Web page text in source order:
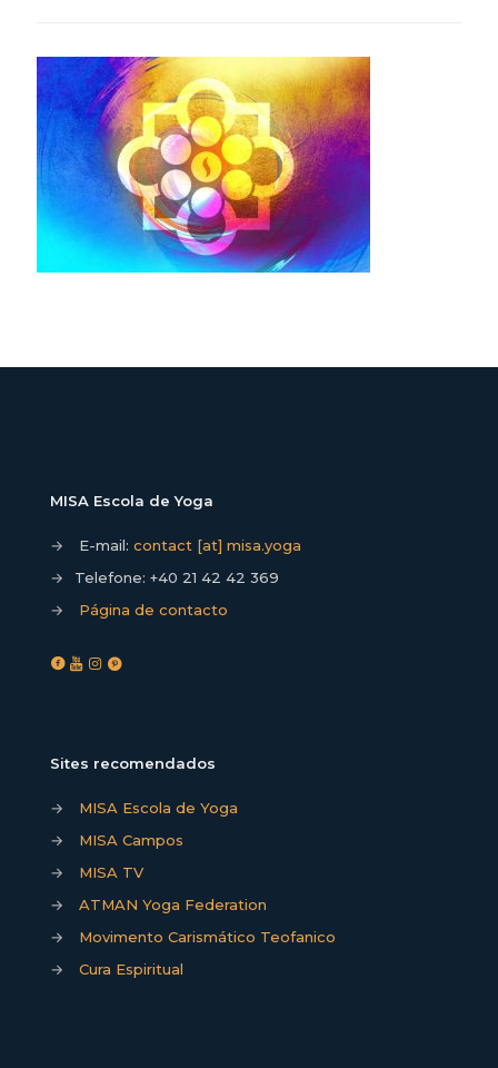
MISA Escola de Yoga
→ E-mail: contact [at] misa.yoga
→
Telefone: +40 21 42 42 369
→
Página de contacto
Sites recomendados
→
MISA Escola de Yoga
→
MISA Campos
→
MISA TV
→
ATMAN Yoga Federation
→
Movimento Carismático Teofanico
→
Cura Espiritual